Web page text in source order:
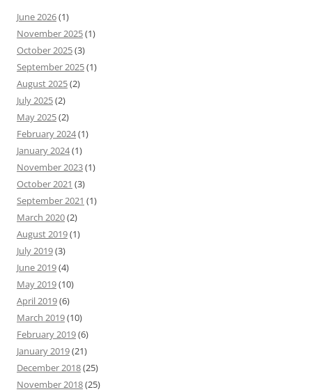
June 2026(1)
November 2025(1)
October 2025(3)
September 2025(1)
August 2025(2)
July 2025(2)
May 2025(2)
February 2024(1)
January 2024(1)
November 2023(1)
October 2021 (3)
September 2021 (1)
March 2020(2)
August 2019(1)
July 2019(3)
June 2019(4)
May 2019(10)
April 2019(6)
March 2019(10)
February 2019(6)
January 2019(21)
December 2018(25)
November 2018(25)